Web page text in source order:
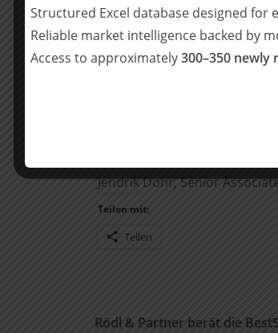
Tobias Beine, Partner,
Julia Klammsteiner,
Jendrik Dohr, Senior
Teilen mit:
Teilen
Rödl & Partner berät die
Structured Excel database designed
Reliable market intelligence backed by
Access to approximately300–350